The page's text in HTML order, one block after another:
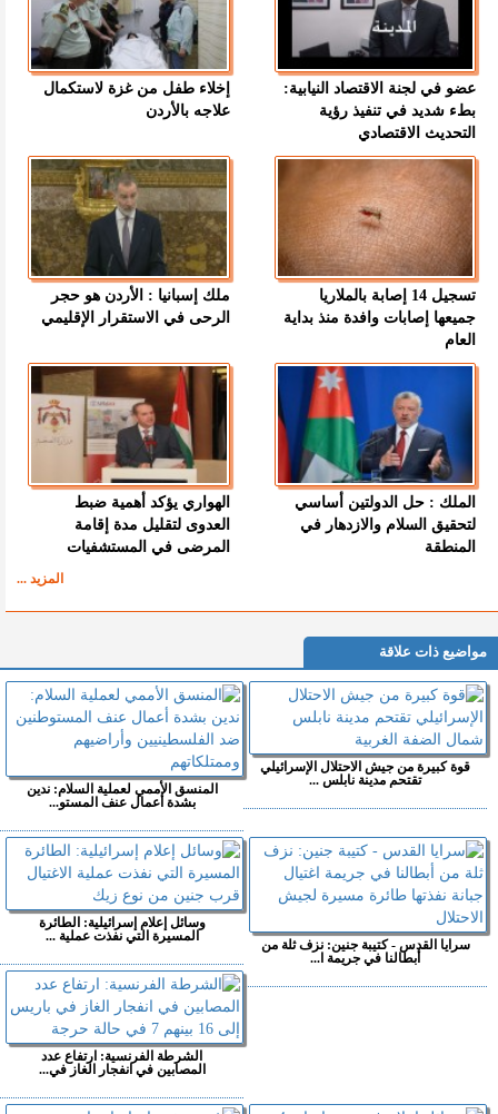
عضو في لجنة الاقتصاد النيابية:
بطء شديد في تنفيذ رؤية
التحديث الاقتصادي
إخلاء طفل من غزة لاستكمال
علاجه بالأردن
تسجيل 14 إصابة بالملاريا
جميعها إصابات وافدة منذ بداية
العام
ملك إسبانيا : الأردن هو حجر
الرحى في الاستقرار الإقليمي
الملك : حل الدولتين أساسي
لتحقيق السلام والازدهار في
المنطقة
الهواري يؤكد أهمية ضبط
العدوى لتقليل مدة إقامة
المرضى في المستشفيات
المزيد ...
مواضيع ذات علاقة
قوة كبيرة من جيش الاحتلال الإسرائيلي
تقتحم مدينة نابلس ...
المنسق الأممي لعملية السلام: ندين
بشدة أعمال عنف المستو...
سرايا القدس - كتيبة جنين: نزف ثلة من
أبطالنا في جريمة ا...
وسائل إعلام إسرائيلية: الطائرة
المسيرة التي نفذت عملية ...
الشرطة الفرنسية: ارتفاع عدد
المصابين في انفجار الغاز في...